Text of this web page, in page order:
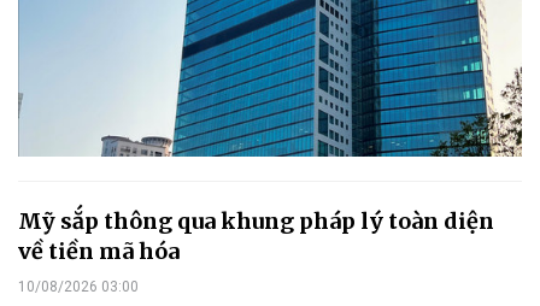
Mỹ sắp thông qua khung pháp lý toàn diện
về tiền mã hóa
10/08/2026 03:00